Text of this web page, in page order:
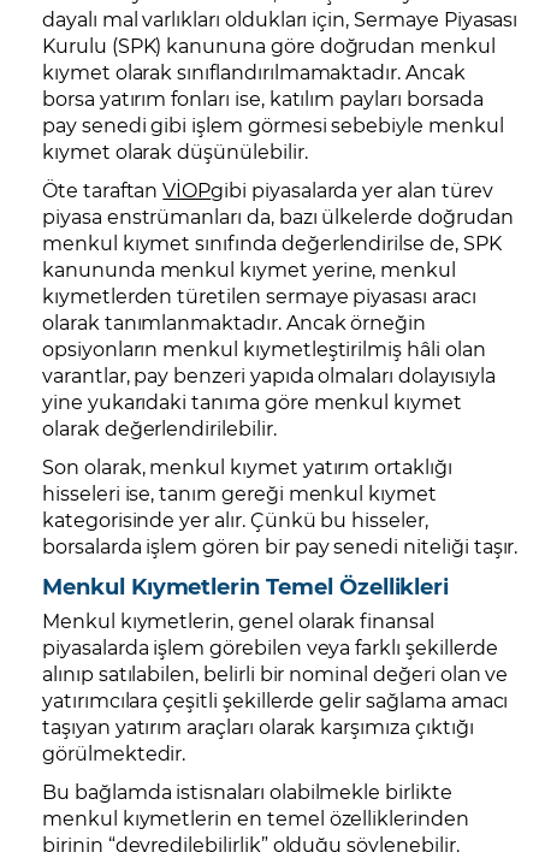
dayalı mal varlıkları oldukları için, Sermaye Piyasası
Kurulu (SPK) kanununa göre doğrudan menkul
kıymet olarak sınıflandırılmamaktadır. Ancak
borsa yatırım fonları ise, katılım payları borsada
pay senedi gibi işlem görmesi sebebiyle menkul
kıymet olarak düşünülebilir.
Öte taraftanVİOPgibi piyasalarda yer alan türev
piyasa enstrümanları da, bazı ülkelerde doğrudan
menkul kıymet sınıfında değerlendirilse de, SPK
kanununda menkul kıymet yerine, menkul
kıymetlerden türetilen sermaye piyasası aracı
olarak tanımlanmaktadır. Ancak örneğin
opsiyonların menkul kıymetleştirilmiş hâli olan
varantlar, pay benzeri yapıda olmaları dolayısıyla
yine yukarıdaki tanıma göre menkul kıymet
olarak değerlendirilebilir.
Son olarak, menkul kıymet yatırım ortaklığı
hisseleri ise, tanım gereği menkul kıymet
kategorisinde yer alır. Çünkü bu hisseler,
borsalarda işlem gören bir pay senedi niteliği taşır.
Menkul Kıymetlerin Temel Özellikleri
Menkul kıymetlerin, genel olarak finansal
piyasalarda işlem görebilen veya farklı şekillerde
alınıp satılabilen, belirli bir nominal değeri olan ve
yatırımcılara çeşitli şekillerde gelir sağlama amacı
taşıyan yatırım araçları olarak karşımıza çıktığı
görülmektedir.
Bu bağlamda istisnaları olabilmekle birlikte
menkul kıymetlerin en temel özelliklerinden
birinin “devredilebilirlik” olduğu söylenebilir.